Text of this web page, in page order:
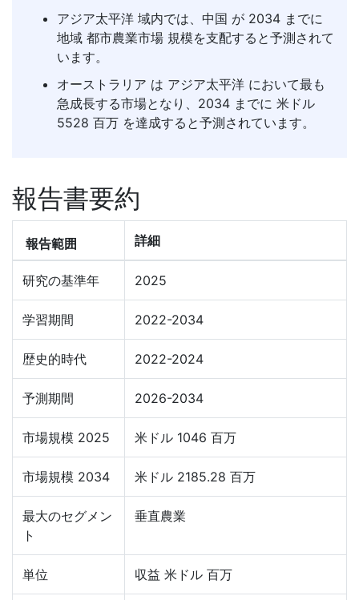
アジア太平洋 域内では、中国 が 2034 までに
地域 都市農業市場 規模を支配すると予測されて
います。
オーストラリア は アジア太平洋 において最も
急成長する市場となり、2034 までに 米ドル
5528 百万 を達成すると予測されています。
報告書要約
報告範囲 詳細
研究の基準年 2025
学習期間 2022-2034
歴史的時代 2022-2024
予測期間 2026-2034
市場規模 2025 米ドル 1046 百万
市場規模 2034 米ドル 2185.28 百万
最大のセグメン
ト
垂直農業
単位 収益 米ドル 百万